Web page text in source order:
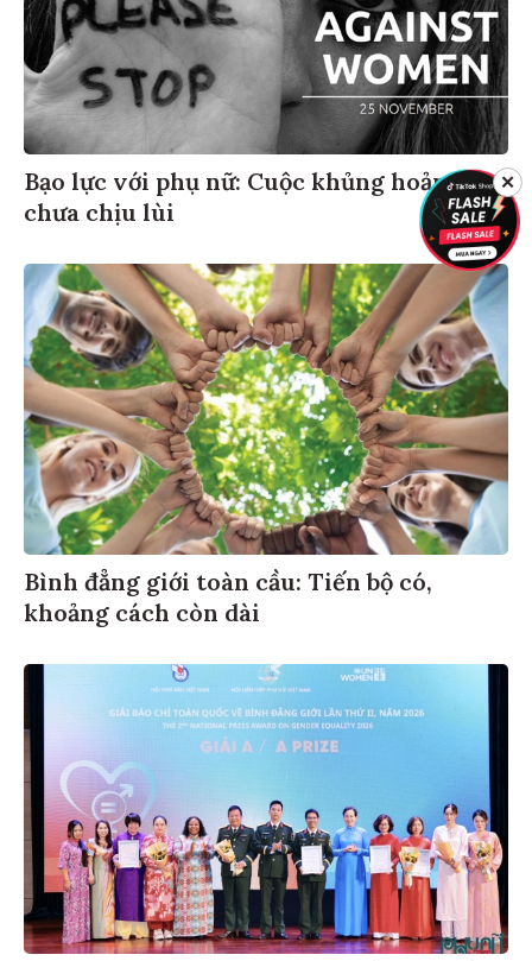
Bạo lực với phụ nữ: Cuộc khủng hoảng
chưa chịu lùi
Bình đẳng giới toàn cầu: Tiến bộ có,
khoảng cách còn dài
✕